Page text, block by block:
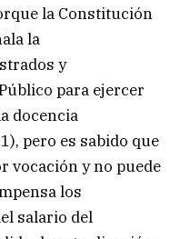
la Constitución
la
y
para ejercer
docencia
pero es sabido que
vocación y no puede
los
salario del